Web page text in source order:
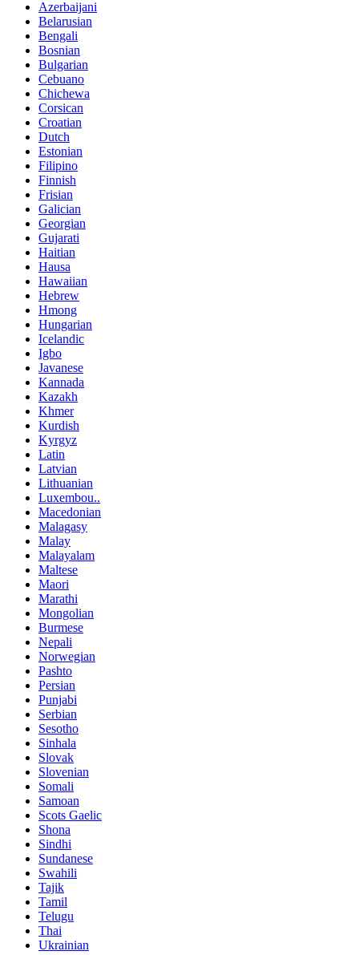
Azerbaijani
Belarusian
Bengali
Bosnian
Bulgarian
Cebuano
Chichewa
Corsican
Croatian
Dutch
Estonian
Filipino
Finnish
Frisian
Galician
Georgian
Gujarati
Haitian
Hausa
Hawaiian
Hebrew
Hmong
Hungarian
Icelandic
Igbo
Javanese
Kannada
Kazakh
Khmer
Kurdish
Kyrgyz
Latin
Latvian
Lithuanian
Luxembou..
Macedonian
Malagasy
Malay
Malayalam
Maltese
Maori
Marathi
Mongolian
Burmese
Nepali
Norwegian
Pashto
Persian
Punjabi
Serbian
Sesotho
Sinhala
Slovak
Slovenian
Somali
Samoan
Scots Gaelic
Shona
Sindhi
Sundanese
Swahili
Tajik
Tamil
Telugu
Thai
Ukrainian